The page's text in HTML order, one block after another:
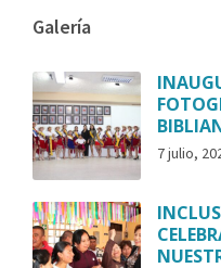
Galería
7 julio,